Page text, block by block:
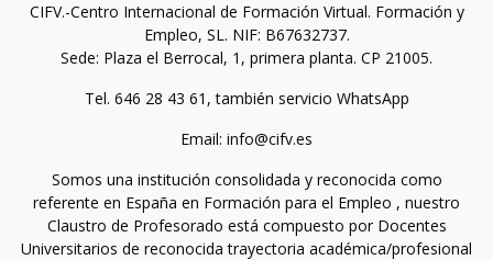
CIFV.-Centro Internacional de Formación Virtual. Formación y
Empleo, SL. NIF: B67632737.
Sede: Plaza el Berrocal, 1, primera planta. CP 21005.
Tel. 646 28 43 61, también servicio WhatsApp
Email: info@cifv.es
Somos una institución consolidada y reconocida como
referente en España en Formación para el Empleo , nuestro
Claustro de Profesorado está compuesto por Docentes
Universitarios de reconocida trayectoria académica/profesional